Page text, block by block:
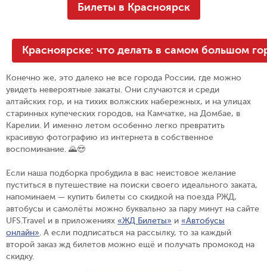
Билеты в Красноярск
Красноярске: что делать в самом большом
Конечно же, это далеко не все города России, где можно
увидеть невероятные закаты. Они случаются и среди
алтайских гор, и на тихих волжских набережных, и на улицах
старинных купеческих городов, на Камчатке, на Домбае, в
Карелии. И именно летом особенно легко превратить
красивую фотографию из интернета в собственное
воспоминание. 🌄😍
Если наша подборка пробудила в вас неистовое желание
пуститься в путешествие на поиски своего идеального заката,
напоминаем — купить билеты со скидкой на поезда РЖД,
автобусы и самолёты можно буквально за пару минут на сайте
UFS.Travel и в приложениях «ЖД Билеты» и «Автобусы
онлайн» А если подписаться на рассылку, то за каждый
второй заказ жд билетов можно ещё и получать промокод на
скидку.